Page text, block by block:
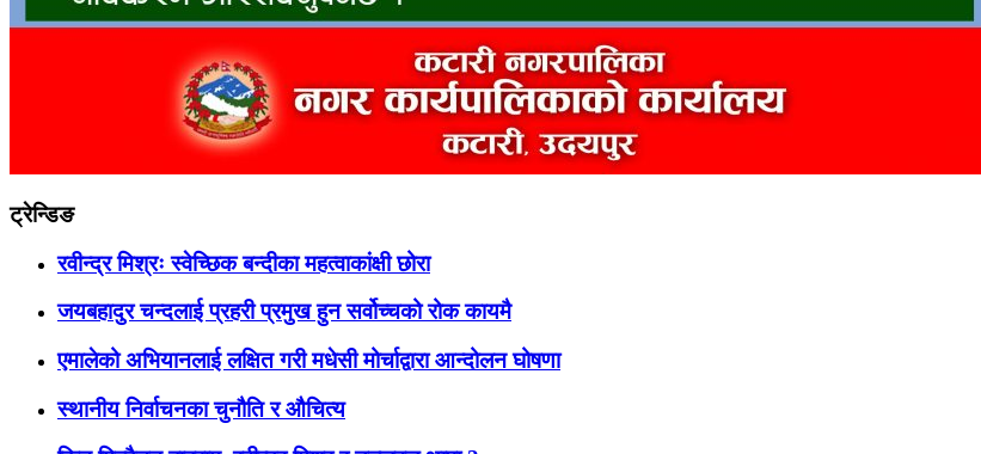
ट्रेन्डिङ
रवीन्द्र मिश्रः स्वेच्छिक बन्दीका महत्वाकांक्षी छोरा
जयबहादुर चन्दलाई प्रहरी प्रमुख हुन सर्वोच्चको रोक कायमै
एमालेको अभियानलाई लक्षित गरी मधेसी मोर्चाद्वारा आन्दोलन घोषणा
स्थानीय निर्वाचनका चुनौति र औचित्य